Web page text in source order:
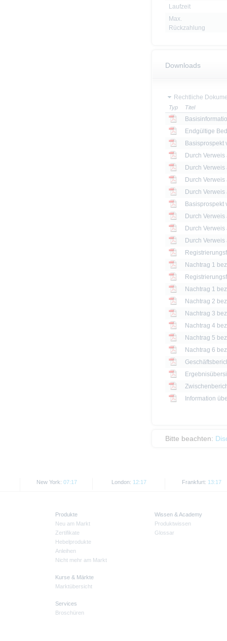
Laufzeit
Max.
Rückzahlung
Downloads
Rechtliche
Typ Titel
Endgültige
Basisprospekt
Basisprospekt
Nachtrag 1
Nachtrag 1
Nachtrag 2
Nachtrag 3
Nachtrag 4
Nachtrag 5
Nachtrag 6
Information
Bitte beachten:
New York: 07:17 London: 12:17 Frankfurt: 13:17
Produkte
Neu am Markt
Zertifikate
Hebelprodukte
Anleihen
Nicht mehr am Markt
Kurse & Märkte
Marktübersicht
Services
Broschüren
Wissen & Academy
Produktwissen
Glossar